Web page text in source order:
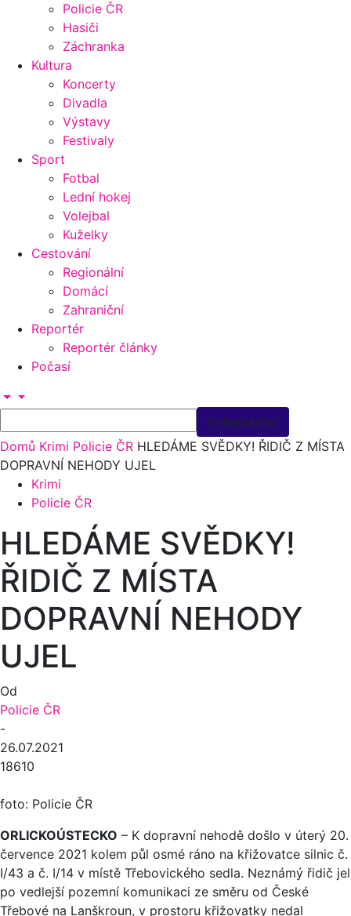
Policie ČR
Hasiči
Záchranka
Kultura
Koncerty
Divadla
Výstavy
Festivaly
Sport
Fotbal
Lední hokej
Volejbal
Kuželky
Cestování
Regionální
Domácí
Zahraniční
Reportér
Reportér články
Počasí
Domů Krimi Policie ČR HLEDÁME SVĚDKY! ŘIDIČ Z MÍSTA
DOPRAVNÍ NEHODY UJEL
Krimi
Policie ČR
HLEDÁME SVĚDKY!
ŘIDIČ Z MÍSTA
DOPRAVNÍ NEHODY
UJEL
Od
Policie ČR
-
26.07.2021
18610
foto: Policie ČR
ORLICKOÚSTECKO – K dopravní nehodě došlo v úterý 20.
července 2021 kolem půl osmé ráno na křižovatce silnic č.
I/43 a č. I/14 v místě Třebovického sedla. Neznámý řidič jel
po vedlejší pozemní komunikaci ze směru od České
Třebové na Lanškroun, v prostoru křižovatky nedal